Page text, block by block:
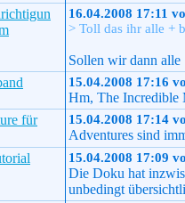
16.04.2008 17:11
> Toll das ihr alle +
Sollen wir dann
15.04.2008 17:16
Hm, The Incredible
für
15.04.2008 17:14
Adventures sind
15.04.2008 17:09
Die Doku hat
unbedingt